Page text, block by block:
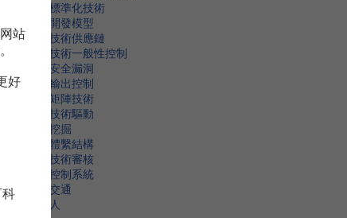
信息標準化技術
協同開發模型
信息技術供應鏈
信息技術一般性控制
信息安全漏洞
信息輸出控制
信息矩陣技術
信息技術驅動
現實挖掘
系統體繫結構
信息技術審核
學習控制系統
智慧交通
虛擬人
站
好
科